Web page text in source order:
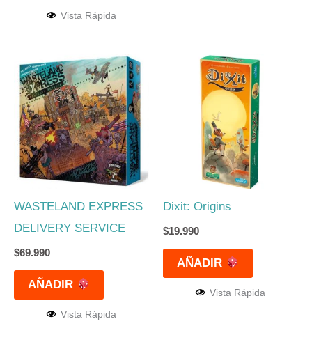
Vista Rápida
WASTELAND EXPRESS
DELIVERY SERVICE
$69.990
AÑADIR
Vista Rápida
Dixit: Origins
$19.990
AÑADIR
Vista Rápida